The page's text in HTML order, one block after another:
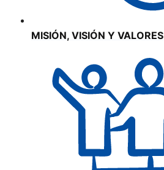
MISIÓN, VISIÓN Y VALORES